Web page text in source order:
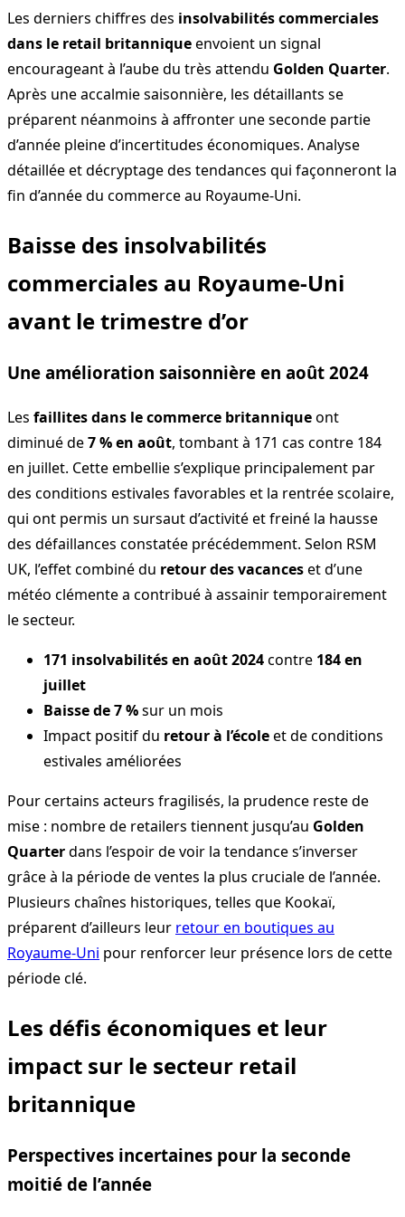
Les derniers chiffres des insolvabilités commerciales
dans le retail britanniqueenvoient un signal
encourageant à l’aube du très attendu Golden Quarter.
Après une accalmie saisonnière, les détaillants se
préparent néanmoins à affronter une seconde partie
d’année pleine d’incertitudes économiques. Analyse
détaillée et décryptage des tendances qui façonneront la
fin d’année du commerce au Royaume-Uni.
Baisse des insolvabilités
commerciales au Royaume-Uni
avant le trimestre d’or
Une amélioration saisonnière en août 2024
Les faillites dans le commerce britanniqueont
diminué de7 % en août, tombant à 171 cas contre 184
en juillet. Cette embellie s’explique principalement par
des conditions estivales favorables et la rentrée scolaire,
qui ont permis un sursaut d’activité et freiné la hausse
des défaillances constatée précédemment. Selon RSM
UK, l’effet combiné du retour des vacanceset d’une
météo clémente a contribué à assainir temporairement
le secteur.
171 insolvabilités en août 2024contre 184 en
juillet
Baisse de 7 %sur un mois
Impact positif du retour à l’écoleet de conditions
estivales améliorées
Pour certains acteurs fragilisés, la prudence reste de
mise : nombre de retailers tiennent jusqu’au Golden
Quarterdans l’espoir de voir la tendance s’inverser
grâce à la période de ventes la plus cruciale de l’année.
Plusieurs chaînes historiques, telles que Kookaï,
préparent d’ailleurs leur retour en boutiques au
Royaume-Uni pour renforcer leur présence lors de cette
période clé.
Les défis économiques et leur
impact sur le secteur retail
britannique
Perspectives incertaines pour la seconde
moitié de l’année